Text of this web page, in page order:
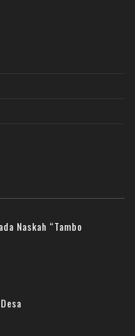
Naskah “Tambo